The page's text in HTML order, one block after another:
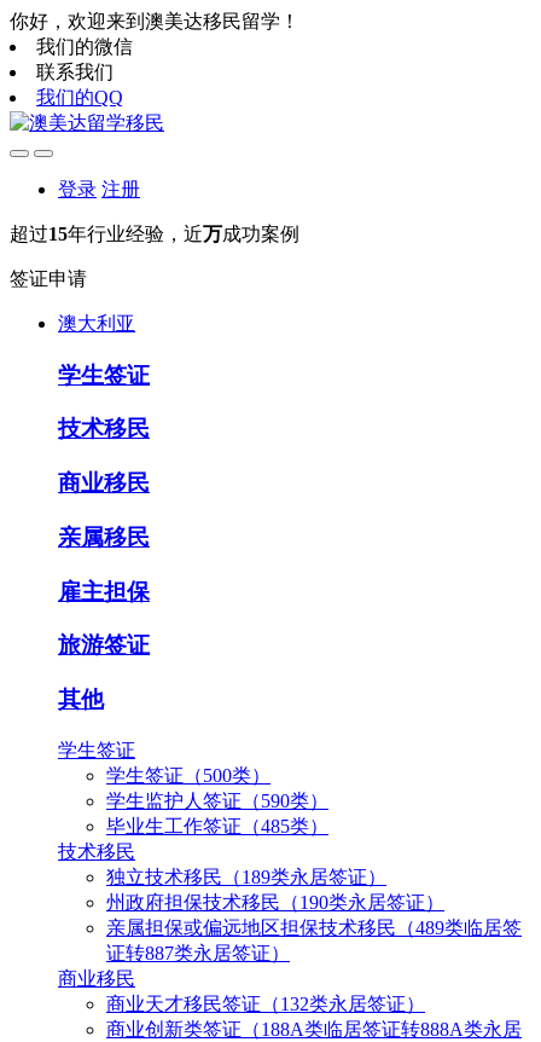
你好，欢迎来到澳美达移民留学！
我们的微信
联系我们
我们的QQ
登录 注册
超过15年行业经验，近万成功案例
签证申请
澳大利亚
学生签证
技术移民
商业移民
亲属移民
雇主担保
旅游签证
其他
学生签证
学生签证（500类）
学生监护人签证（590类）
毕业生工作签证（485类）
技术移民
独立技术移民（189类永居签证）
州政府担保技术移民（190类永居签证）
亲属担保或偏远地区担保技术移民（489类临居签
证转887类永居签证）
商业移民
商业天才移民签证（132类永居签证）
商业创新类签证（188A类临居签证转888A类永居